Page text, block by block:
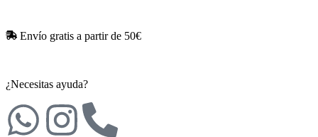
Envío gratis a partir de 50€​
¿Necesitas ayuda?